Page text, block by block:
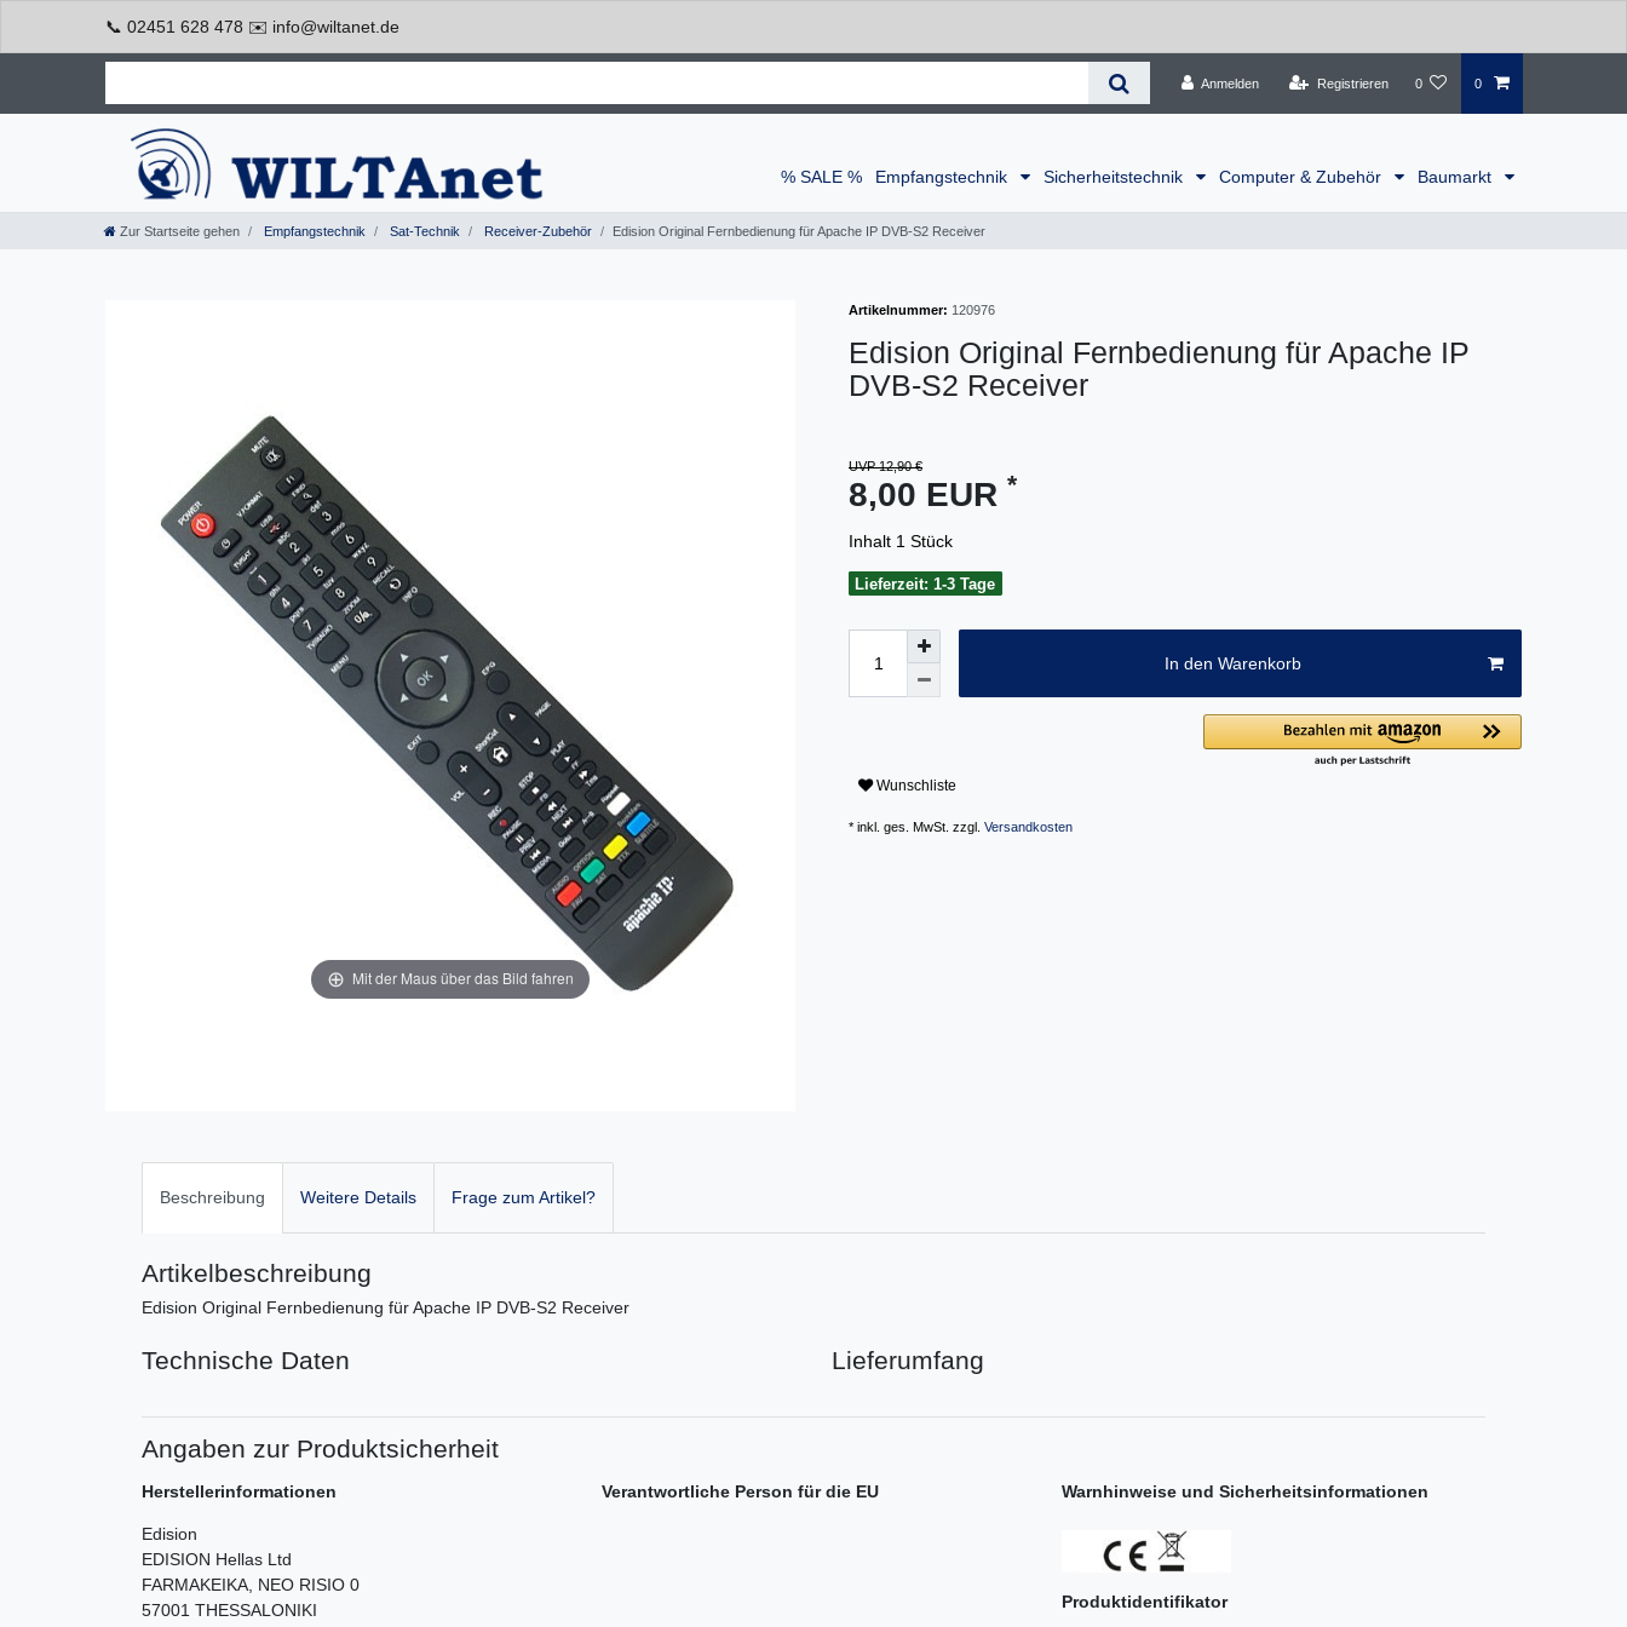
📞 02451 628 478 ✉️ info@wiltanet.de
Anmelden Registrieren 0 0
% SALE % Empfangstechnik Sicherheitstechnik Computer & Zubehör Baumarkt
Zur Startseite gehen Empfangstechnik Sat-Technik Receiver-Zubehör Edision Original Fernbedienung für Apache IP DVB-S2 Receiver
Mit der Maus über das Bild fahren
Artikelnummer: 120976
Edision Original Fernbedienung für Apache IP
DVB-S2 Receiver
UVP 12,90 €
8,00 EUR *
Inhalt 1 Stück
Lieferzeit: 1-3 Tage
In den Warenkorb
Wunschliste
* inkl. ges. MwSt. zzgl. Versandkosten
Beschreibung Weitere Details Frage zum Artikel?
Artikelbeschreibung
Edision Original Fernbedienung für Apache IP DVB-S2 Receiver
Technische Daten Lieferumfang
Angaben zur Produktsicherheit
Herstellerinformationen
Edision
EDISION Hellas Ltd
FARMAKEIKA, NEO RISIO 0
57001 THESSALONIKI
Verantwortliche Person für die EU Warnhinweise und Sicherheitsinformationen
Produktidentifikator